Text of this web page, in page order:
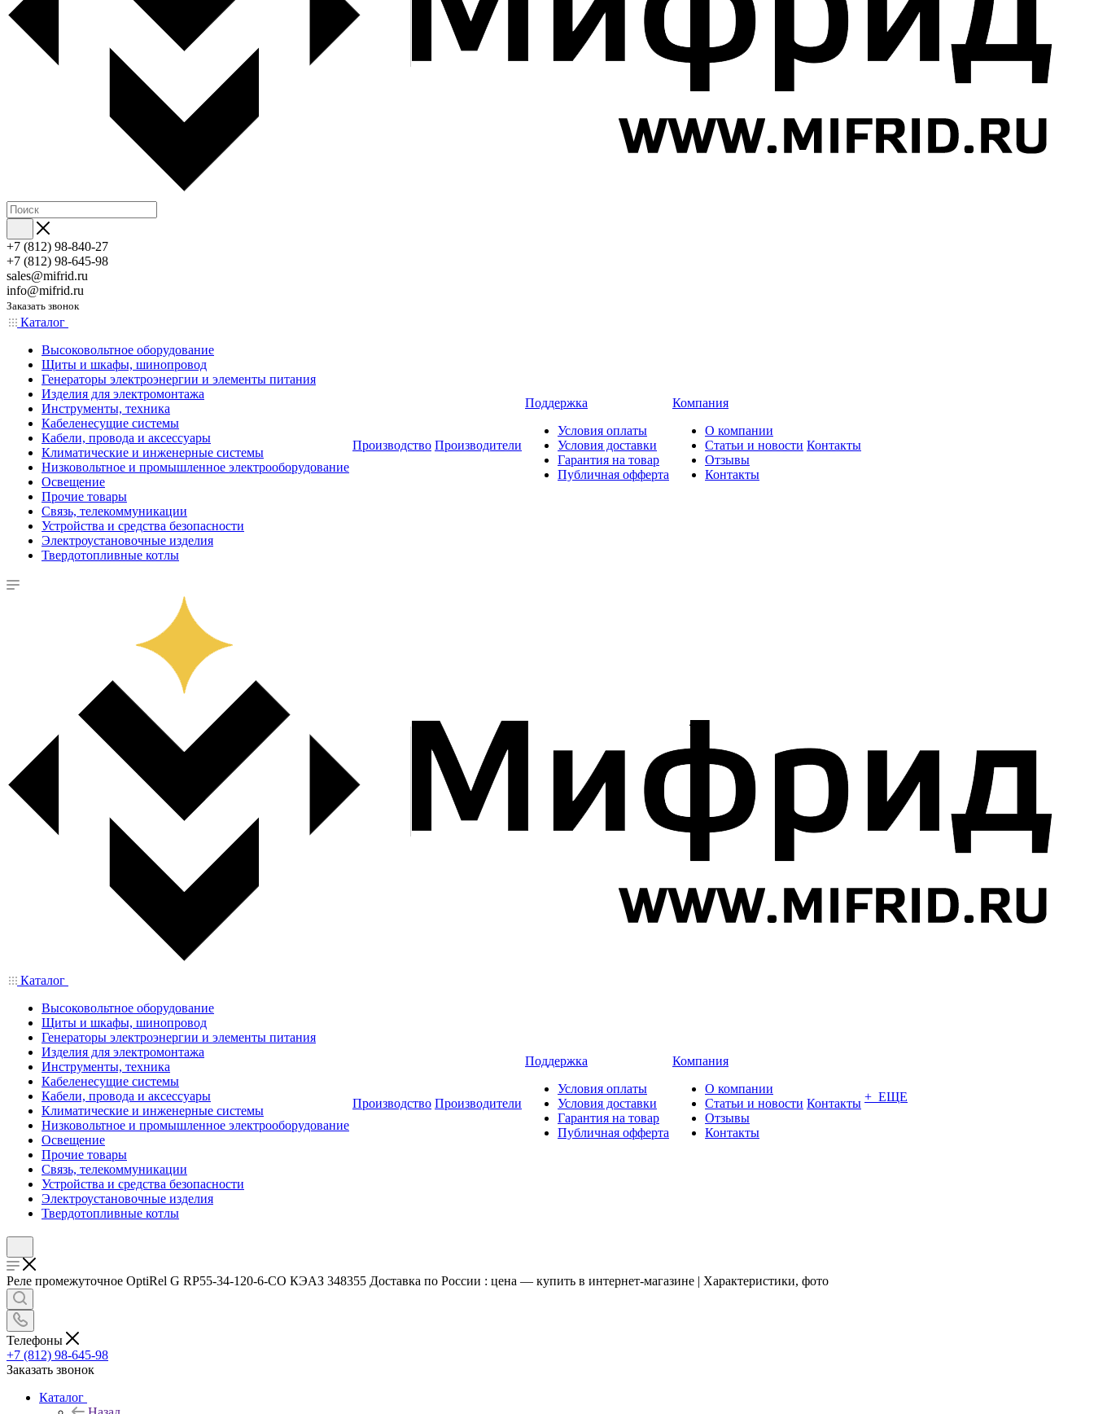
+7 (812) 98-840-27
+7 (812) 98-645-98
sales@mifrid.ru
info@mifrid.ru
Заказать звонок
Каталог
Высоковольтное оборудование
Щиты и шкафы, шинопровод
Генераторы электроэнергии и элементы питания
Изделия для электромонтажа
Инструменты, техника
Кабеленесущие системы
Кабели, провода и аксессуары
Климатические и инженерные системы
Низковольтное и промышленное электрооборудование
Освещение
Прочие товары
Связь, телекоммуникации
Устройства и средства безопасности
Электроустановочные изделия
Твердотопливные котлы
Производство Производители
Поддержка
Условия оплаты
Условия доставки
Гарантия на товар
Публичная офферта
Компания
О компании
Статьи и новости
Отзывы
Контакты
Контакты
Каталог
Высоковольтное оборудование
Щиты и шкафы, шинопровод
Генераторы электроэнергии и элементы питания
Изделия для электромонтажа
Инструменты, техника
Кабеленесущие системы
Кабели, провода и аксессуары
Климатические и инженерные системы
Низковольтное и промышленное электрооборудование
Освещение
Прочие товары
Связь, телекоммуникации
Устройства и средства безопасности
Электроустановочные изделия
Твердотопливные котлы
Производство Производители
Поддержка
Условия оплаты
Условия доставки
Гарантия на товар
Публичная офферта
Компания
О компании
Статьи и новости
Отзывы
Контакты
Контакты + ЕЩЕ
Реле промежуточное OptiRel G RP55-34-120-6-CO КЭАЗ 348355 Доставка по России : цена — купить в интернет-магазине | Характеристики, фото
Телефоны
+7 (812) 98-645-98
Заказать звонок
Каталог